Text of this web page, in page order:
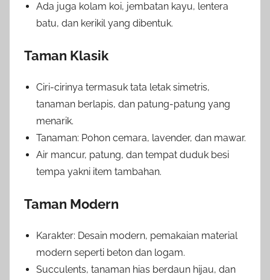
Ada juga kolam koi, jembatan kayu, lentera
batu, dan kerikil yang dibentuk.
Taman Klasik
Ciri-cirinya termasuk tata letak simetris,
tanaman berlapis, dan patung-patung yang
menarik.
Tanaman: Pohon cemara, lavender, dan mawar.
Air mancur, patung, dan tempat duduk besi
tempa yakni item tambahan.
Taman Modern
Karakter: Desain modern, pemakaian material
modern seperti beton dan logam.
Succulents, tanaman hias berdaun hijau, dan